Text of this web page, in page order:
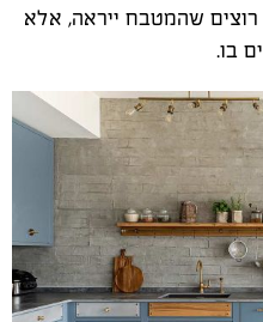
שהמטבח ייראה, אלא
בו.